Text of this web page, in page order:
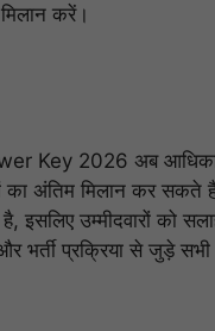
करें।
Key 2026 अब
अंतिम मिलान कर सकते
उम्मीदवारों को
भर्ती प्रक्रिया से जुड़े